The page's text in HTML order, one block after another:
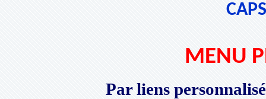
MENU
Par liens